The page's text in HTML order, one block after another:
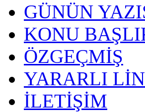
GÜNÜN
KONU
ÖZGEÇMİŞ
YARARLI
İLETİŞİM